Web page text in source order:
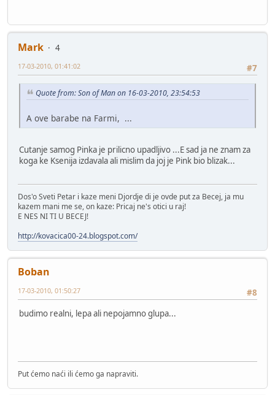
Mark
4
#7
17-03-2010, 01:41:02
Quote from: Son of Man on 16-03-2010, 23:54:53
A ove barabe na Farmi, ...
Cutanje samog Pinka je prilicno upadljivo ...E sad ja ne znam za
koga ke Ksenija izdavala ali mislim da joj je Pink bio blizak...
Dos'o Sveti Petar i kaze meni Djordje di je ovde put za Becej, ja mu
kazem mani me se, on kaze: Pricaj ne's otici u raj!
E NES NI TI U BECEJ!
http://kovacica00-24.blogspot.com/
Boban
#8
17-03-2010, 01:50:27
budimo realni, lepa ali nepojamno glupa...
Put ćemo naći ili ćemo ga napraviti.